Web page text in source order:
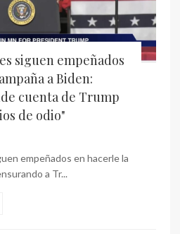
siguen empeñados
a Biden:
cuenta de Trump
de odio"
empeñados en hacerle la
a Tr...